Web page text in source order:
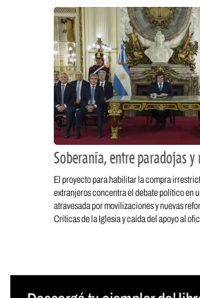
Soberanía, entre paradojas y
El proyecto para habilitar la compra
extranjeros concentra el debate político en
atravesada por movilizaciones y nuevas
Críticas de la Iglesia y caída del apoyo al